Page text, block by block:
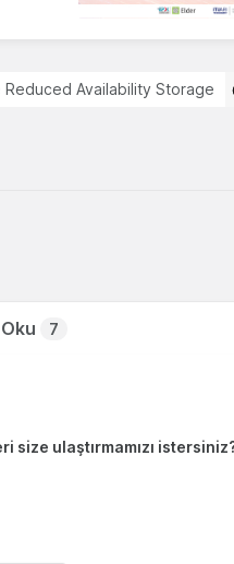
Reduced Availability Storage
7
size ulaştırmamızı